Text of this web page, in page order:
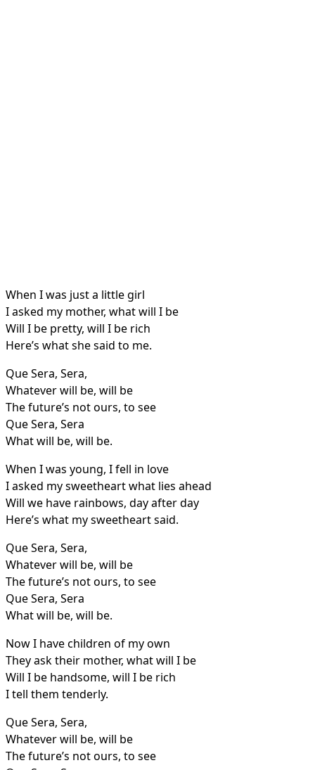
When I was just a little girl
I asked my mother, what will I be
Will I be pretty, will I be rich
Here’s what she said to me.
Que Sera, Sera,
Whatever will be, will be
The future’s not ours, to see
Que Sera, Sera
What will be, will be.
When I was young, I fell in love
I asked my sweetheart what lies ahead
Will we have rainbows, day after day
Here’s what my sweetheart said.
Que Sera, Sera,
Whatever will be, will be
The future’s not ours, to see
Que Sera, Sera
What will be, will be.
Now I have children of my own
They ask their mother, what will I be
Will I be handsome, will I be rich
I tell them tenderly.
Que Sera, Sera,
Whatever will be, will be
The future’s not ours, to see